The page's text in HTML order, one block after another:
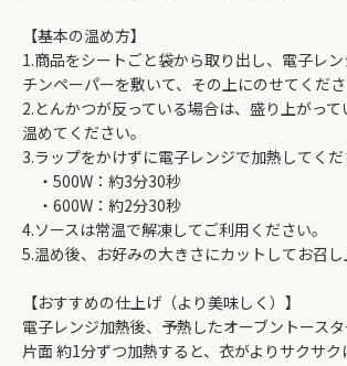
【基本の温め方】
1.商品をシートごと袋から取り出し、電子レ
チンペーパーを敷いて、その上にのせてくださ
2.とんかつが反っている場合は、盛り上がっ
温めてください。
3.ラップをかけずに電子レンジで加熱してくだ
・500W：約3分30秒
・600W：約2分30秒
4.ソースは常温で解凍してご利用ください。
5.温め後、お好みの大きさにカットしてお召し
【おすすめの仕上げ（より美味しく）】
電子レンジ加熱後、予熱したオーブントース
片面 約1分ずつ加熱すると、衣がよりサクサク